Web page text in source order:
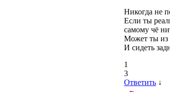
Никогда не
Если ты
самому чё
Может ты из
И сидеть
1
3
Ответить ↓